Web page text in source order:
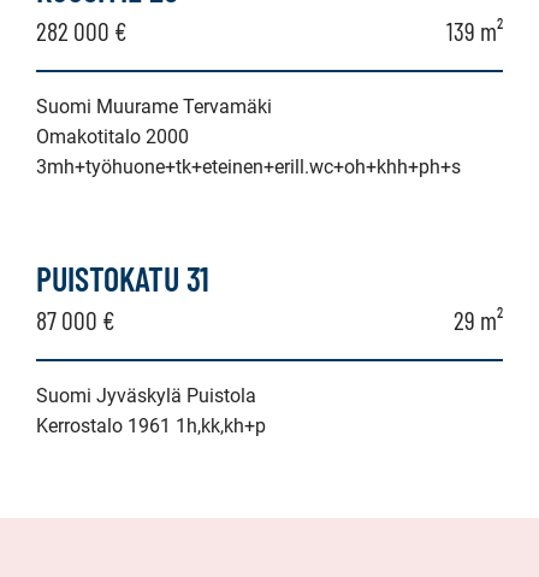
282 000 € 139 m²
Suomi Muurame Tervamäki
Omakotitalo 2000
3mh+työhuone+tk+eteinen+erill.wc+oh+khh+ph+s
PUISTOKATU 31
87 000 € 29 m²
Suomi Jyväskylä Puistola
Kerrostalo 1961 1h,kk,kh+p